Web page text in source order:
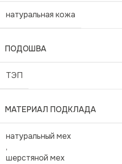
натуральная кожа
ПОДОШВА
ТЭП
МАТЕРИАЛ ПОДКЛАДА
натуральный мех
,
шерстяной мех